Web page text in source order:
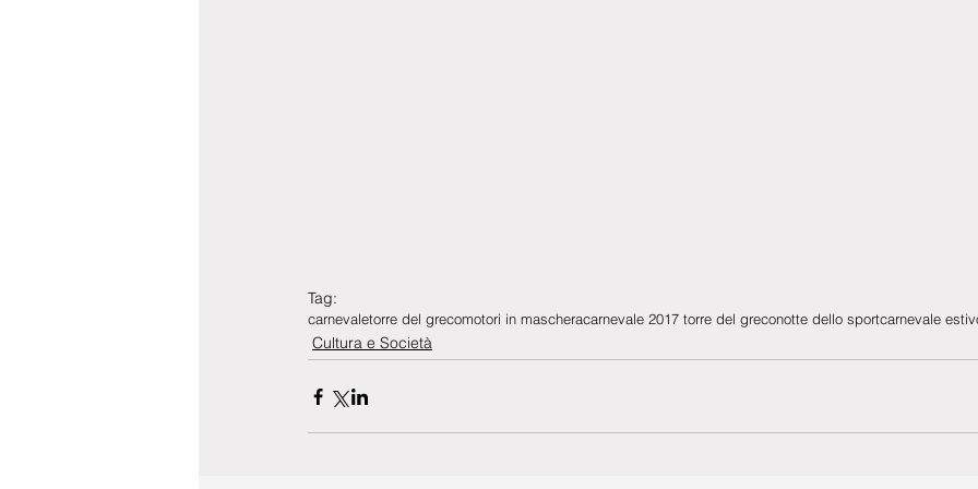
Tag:
carnevaletorre del grecomotori in mascheracarnevale 2017 torre del greconotte dello sportcarnevale
Cultura e Società